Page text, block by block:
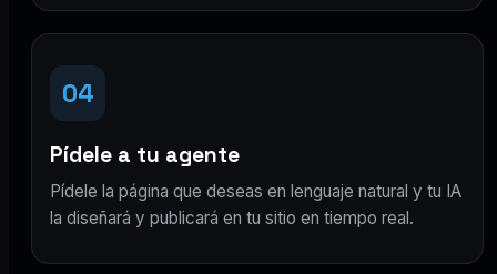
04
Pídele a tu agente
Pídele la página que deseas en lenguaje natural y tu IA
la diseñará y publicará en tu sitio en tiempo real.